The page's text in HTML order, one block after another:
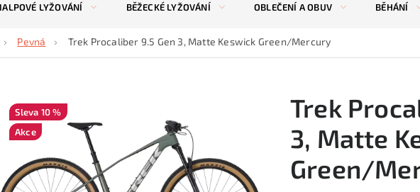
LYŽOVÁNÍ BĚŽECKÉ LYŽOVÁNÍ OBLEČENÍ A OBUV BĚHÁNÍ
Pevná Trek Procaliber 9.5 Gen 3, Matte Keswick Green/Mercury
Trek
3, Matte
Green/
10 %
Akce